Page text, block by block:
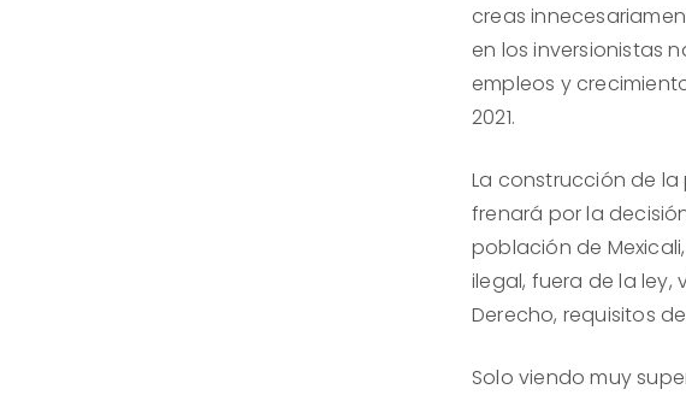
creas
en los inversionistas
empleos y
2021.
La construcción de
frenará por la
población de
ilegal, fuera de la ley,
Derecho, requisitos
Solo viendo muy